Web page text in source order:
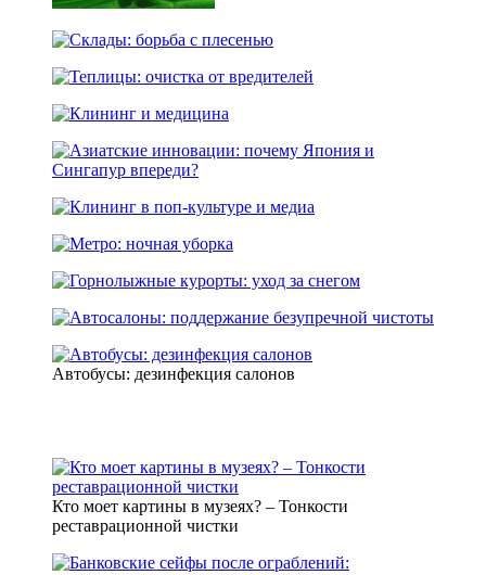
Автобусы: дезинфекция салонов
Кто моет картины в музеях? – Тонкости
реставрационной чистки